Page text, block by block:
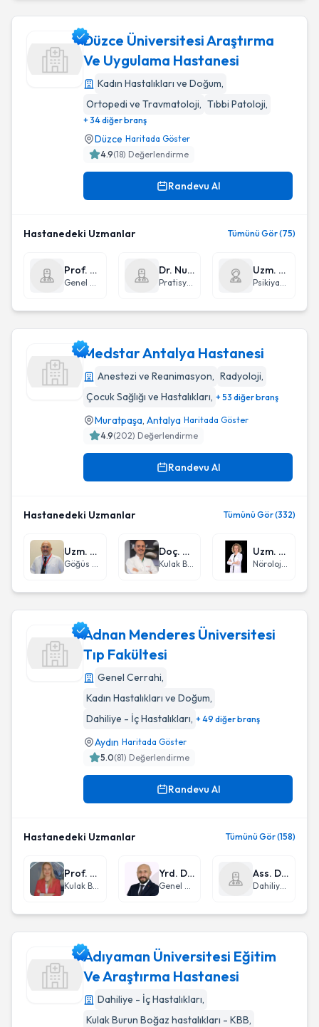
Düzce Üniversitesi Araştırma
Ve Uygulama Hastanesi
Kadın Hastalıkları ve Doğum,
Ortopedi ve Travmatoloji, Tıbbi Patoloji,
+ 34 diğer branş
Düzce Haritada Göster
4.9(18) Değerlendirme
Randevu Al
Hastanedeki Uzmanlar Tümünü Gör (75)
Prof. Dr. Emin Sami Gürleyik
Genel Cerrahi
Dr. Nurcan Ünal
Pratisyen Hekimlik
Uzm. Dr. gülçin karacakurt
Psikiyatri
Medstar Antalya Hastanesi
Anestezi ve Reanimasyon, Radyoloji,
Çocuk Sağlığı ve Hastalıkları, + 53 diğer branş
Muratpaşa, Antalya Haritada Göster
4.9(202) Değerlendirme
Randevu Al
Hastanedeki Uzmanlar Tümünü Gör (332)
Uzm. Dr. Levent Işık
Göğüs Hastalıkları
Doç. Dr. Levent Renda
Kulak Burun Boğaz hastalıkları - KBB
Uzm. Dr. Nurgül Uzun
Nöroloji (Beyin ve Sinir Hastalıkları)
Adnan Menderes Üniversitesi
Tıp Fakültesi
Genel Cerrahi,
Kadın Hastalıkları ve Doğum,
Dahiliye - İç Hastalıkları, + 49 diğer branş
Aydın Haritada Göster
5.0(81) Değerlendirme
Randevu Al
Hastanedeki Uzmanlar Tümünü Gör (158)
Prof. Dr. Aylin Eryılmaz
Kulak Burun Boğaz hastalıkları - KBB
Yrd. Doç. Dr. Fatih Mutlu
Genel Cerrahi
Ass. Dr. Yasemin Kara
Dahiliye - İç Hastalıkları
Adıyaman Üniversitesi Eğitim
Ve Araştırma Hastanesi
Dahiliye - İç Hastalıkları,
Kulak Burun Boğaz hastalıkları - KBB,